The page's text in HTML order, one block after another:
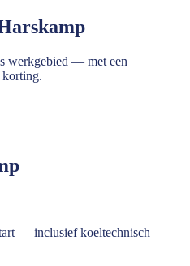
werkgebied — met een
korting.
— inclusief koeltechnisch